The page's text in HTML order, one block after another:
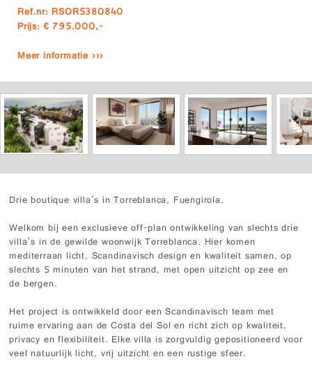
Ref.nr: RSOR5380840
Prijs: € 795.000,-
Meer informatie ›››
Drie boutique villa’s in Torreblanca, Fuengirola.
Welkom bij een exclusieve off-plan ontwikkeling van slechts drie
villa’s in de gewilde woonwijk Torreblanca. Hier komen
mediterraan licht, Scandinavisch design en kwaliteit samen, op
slechts 5 minuten van het strand, met open uitzicht op zee en
de bergen.
Het project is ontwikkeld door een Scandinavisch team met
ruime ervaring aan de Costa del Sol en richt zich op kwaliteit,
privacy en flexibiliteit. Elke villa is zorgvuldig gepositioneerd voor
veel natuurlijk licht, vrij uitzicht en een rustige sfeer.